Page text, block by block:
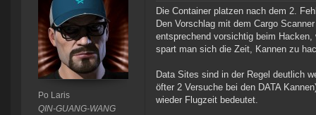
Po Laris
QIN-GUANG-WANG
Die Container platzen nach dem 2.
Den Vorschlag mit dem Cargo
entsprechend vorsichtig beim
spart man sich die Zeit, Kannen zu
Data Sites sind in der Regel deutlich
öfter 2 Versuche bei den DATA
wieder Flugzeit bedeutet.